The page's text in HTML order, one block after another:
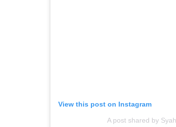
View this post on Instagram
A post shared by